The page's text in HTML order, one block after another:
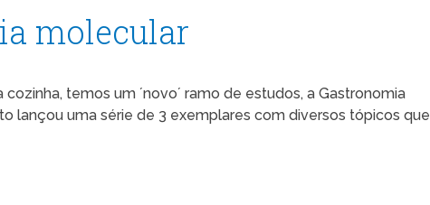
molecular
cozinha, temos um ´novo´ ramo de estudos, a Gastronomia
lançou uma série de 3 exemplares com diversos tópicos que